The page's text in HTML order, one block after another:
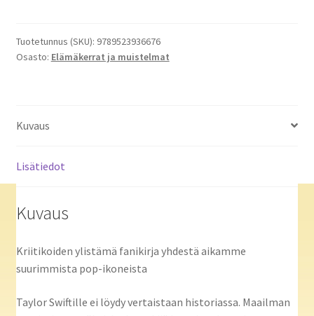
vallankumous
määrä
Tuotetunnus (SKU): 9789523936676
Osasto: Elämäkerrat ja muistelmat
Kuvaus
Lisätiedot
Kuvaus
Kriitikoiden ylistämä fanikirja yhdestä aikamme
suurimmista pop-ikoneista
Taylor Swiftille ei löydy vertaistaan historiassa. Maailman